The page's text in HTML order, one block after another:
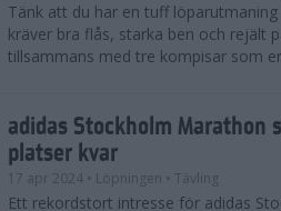
Tänk att du har en tuff
kräver bra flås, starka ben och rejält
tillsammans med tre kompisar som
adidas Stockholm
platser kvar
17 apr 2024 • Löpningen • Tävling
Ett rekordstort intresse för adidas